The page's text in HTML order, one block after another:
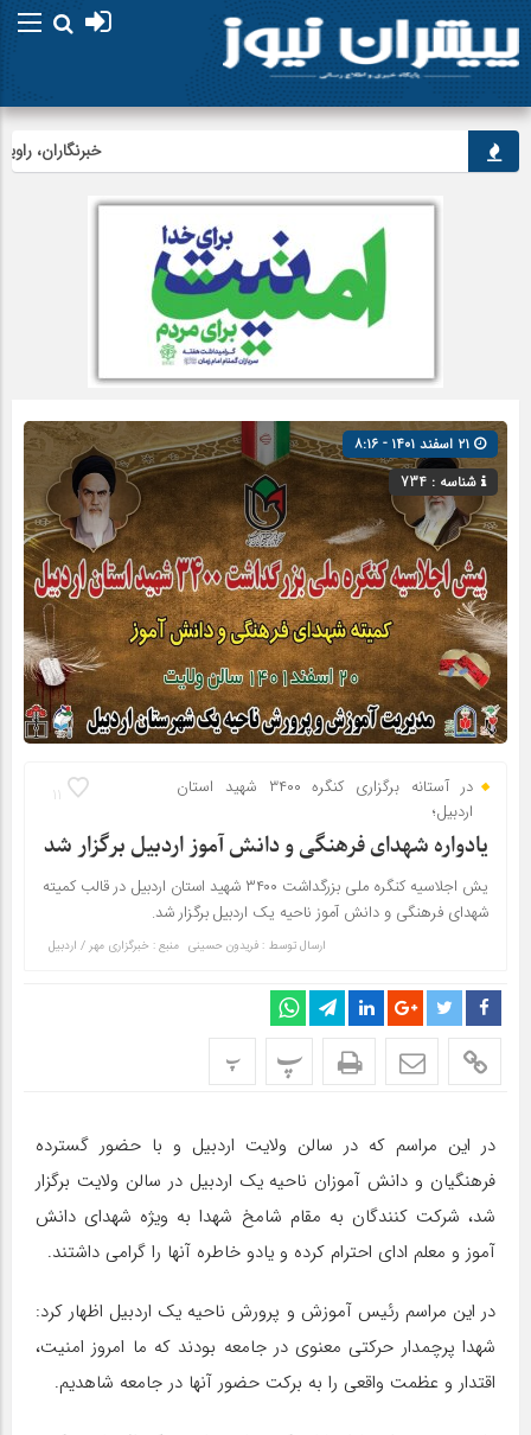
خبرنگاران،
شناسه : 734
11
در آستانه برگزاری کنگره ۳۴۰۰ شهید استان
اردبیل؛
یادواره شهدای فرهنگی و دانش آموز اردبیل برگزار شد
یش اجلاسیه کنگره ملی بزرگداشت ۳۴۰۰ شهید استان اردبیل در قالب کمیته
شهدای فرهنگی و دانش آموز ناحیه یک اردبیل برگزار شد.
ارسال توسط : فریدون حسینی منبع : خبرگزاری مهر / اردبیل
پ پ
در این مراسم که در سالن ولایت اردبیل و با حضور گسترده
فرهنگیان و دانش آموزان ناحیه یک اردبیل در سالن ولایت برگزار
شد، شرکت کنندگان به مقام شامخ شهدا به ویژه شهدای دانش
آموز و معلم ادای احترام کرده و یادو خاطره آنها را گرامی داشتند.
در این مراسم رئیس آموزش و پرورش ناحیه یک اردبیل اظهار کرد:
شهدا پرچمدار حرکتی معنوی در جامعه بودند که ما امروز امنیت،
اقتدار و عظمت واقعی را به برکت حضور آنها در جامعه شاهدیم.